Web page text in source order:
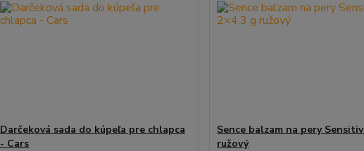
Darčeková sada do kúpeľa pre chlapca
- Cars
Sence balzam na pery
ružový